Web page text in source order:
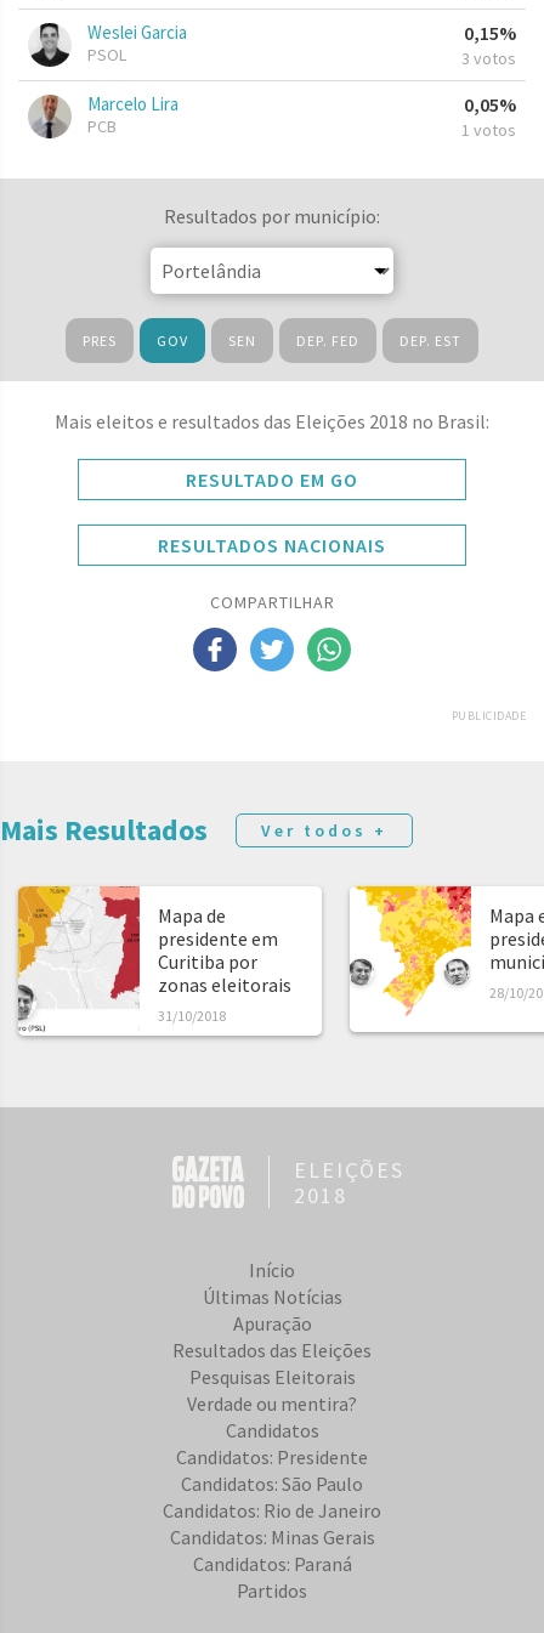
Weslei Garcia
PSOL
0,15%
3 votos
Marcelo Lira
PCB
0,05%
1 votos
Resultados por município:
PRES GOV SEN DEP. FED DEP. EST
Mais eleitos e resultados das Eleições 2018 no Brasil:
RESULTADO EM GO
RESULTADOS NACIONAIS
COMPARTILHAR
PUBLICIDADE
Mais Resultados Ver todos +
Mapa de
presidente em
Curitiba por
zonas eleitorais
31/10/2018
Mapa
28/10/
ELEIÇÕES
2018
Início
Últimas Notícias
Apuração
Resultados das Eleições
Pesquisas Eleitorais
Verdade ou mentira?
Candidatos
Candidatos: Presidente
Candidatos: São Paulo
Candidatos: Rio de Janeiro
Candidatos: Minas Gerais
Candidatos: Paraná
Partidos